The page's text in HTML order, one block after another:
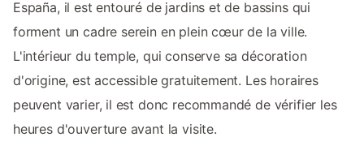
España, il est entouré de jardins et de bassins qui
forment un cadre serein en plein cœur de la ville.
L'intérieur du temple, qui conserve sa décoration
d'origine, est accessible gratuitement. Les horaires
peuvent varier, il est donc recommandé de vérifier les
heures d'ouverture avant la visite.